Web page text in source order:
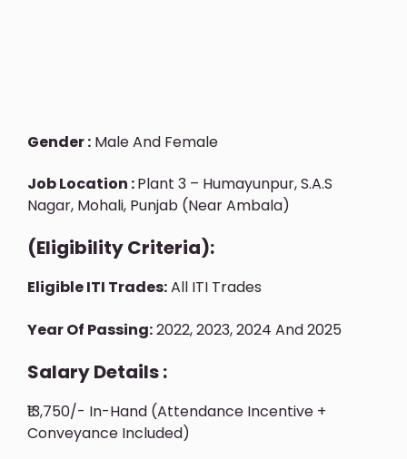
Gender : Male And Female
Job Location :Plant 3 – Humayunpur, S.A.S
Nagar, Mohali, Punjab (Near Ambala)
(Eligibility Criteria):
Eligible ITI Trades:All ITI Trades
Year Of Passing:2022, 2023, 2024 And 2025
Salary Details :
₹13,750/- In-Hand (Attendance Incentive +
Conveyance Included)